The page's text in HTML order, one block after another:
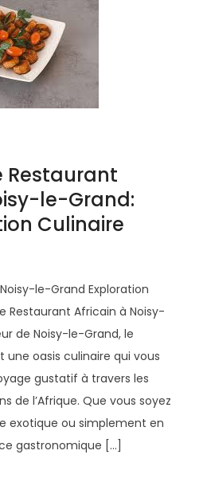
Restaurant
le-Grand:
Culinaire
le-Grand Exploration
Restaurant Africain à Noisy-
de Noisy-le-Grand, le
oasis culinaire qui vous
gustatif à travers les
de l’Afrique. Que vous soyez
exotique ou simplement en
gastronomique […]